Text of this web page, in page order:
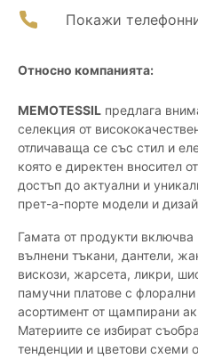
Покажи
Относно компанията:
MEMOTESSIL предлага
селекция от
отличаваща се със стил и
която е директен вносител
достъп до актуални и
прет-а-порте модели и
Гамата от продукти
вълнени тъкани, дантели,
вискози, жарсета, ликри,
памучни платове с флорални
асортимент от щампирани
Материите се избират
тенденции и цветови схеми